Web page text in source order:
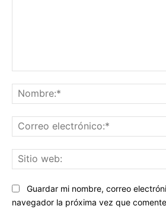
Guardar mi nombre, correo
navegador la próxima vez que